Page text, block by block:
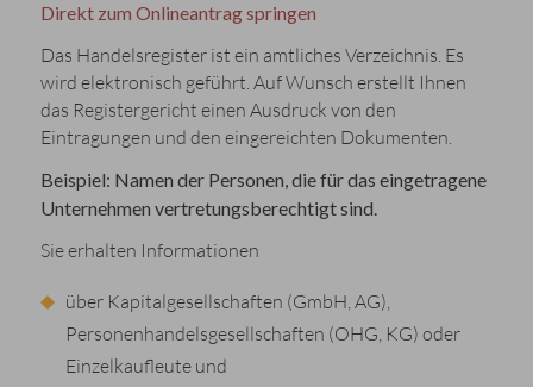
Direkt zum Onlineantrag springen
Das Handelsregister ist ein amtliches Verzeichnis. Es
wird elektronisch geführt. Auf Wunsch erstellt Ihnen
das Registergericht einen Ausdruck von den
Eintragungen und den eingereichten Dokumenten.
Beispiel: Namen der Personen, die für das eingetragene
Unternehmen vertretungsberechtigt sind.
Sie erhalten Informationen
über Kapitalgesellschaften (GmbH, AG),
Personenhandelsgesellschaften (OHG, KG) oder
Einzelkaufleute und